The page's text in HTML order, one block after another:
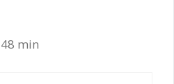
min